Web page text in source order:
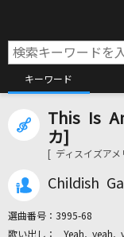
キーワード
This Is
カ]
[ ディスイズアメ
Childish
選曲番号： 3995-68
Yeah, yeah,